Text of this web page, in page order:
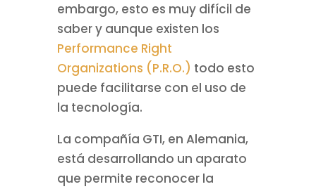
embargo, esto es muy difícil de
saber y aunque existen los
Performance Right
Organizations (P.R.O.) todo esto
puede facilitarse con el uso de
la tecnología.
La compañía GTI, en Alemania,
está desarrollando un aparato
que permite reconocer la